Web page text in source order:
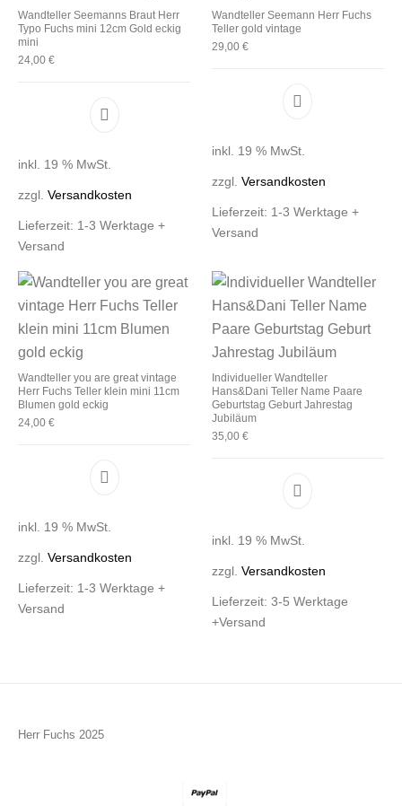
Wandteller Seemanns Braut Herr
Typo Fuchs mini 12cm Gold eckig
mini
24,00€
inkl. 19 % MwSt.
zzgl.Versandkosten
Lieferzeit: 1-3 Werktage +
Versand
Wandteller Seemann Herr Fuchs
Teller gold vintage
29,00 €
inkl. 19 % MwSt.
zzgl. Versandkosten
Lieferzeit: 1-3 Werktage +
Versand
Wandteller you are great vintage
Herr Fuchs Teller klein mini 11cm
Blumen gold eckig
24,00€
inkl. 19 % MwSt.
zzgl.Versandkosten
Lieferzeit: 1-3 Werktage +
Versand
Individueller Wandteller
Hans&Dani Teller Name Paare
Geburtstag Geburt Jahrestag
Jubiläum
35,00 €
inkl. 19 % MwSt.
zzgl. Versandkosten
Lieferzeit: 3-5 Werktage
+Versand
Herr Fuchs 2025